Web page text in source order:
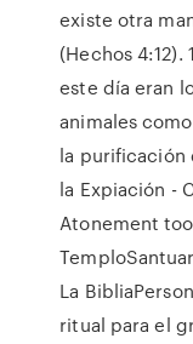
existe otra
(Hechos 4:12).
este día eran
animales
la purificación
la Expiación -
Atonement
La
ritual para el